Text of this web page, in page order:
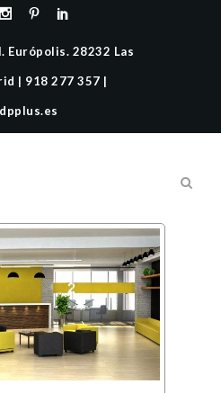
Európolis. 28232 Las
| 918 277 357 |